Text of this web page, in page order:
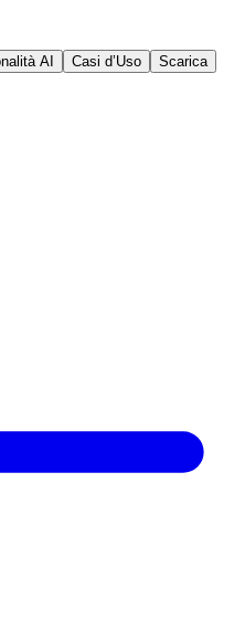
AI Casi d’Uso Scarica